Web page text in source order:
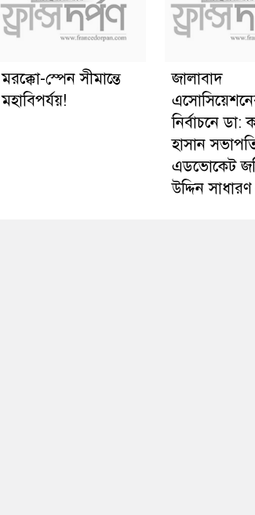
মরক্কো-স্পেন সীমান্তে
মহাবিপর্যয়!
জালাবাদ
নির্বাচনে
হাসান
এডভোকেট
উদ্দিন